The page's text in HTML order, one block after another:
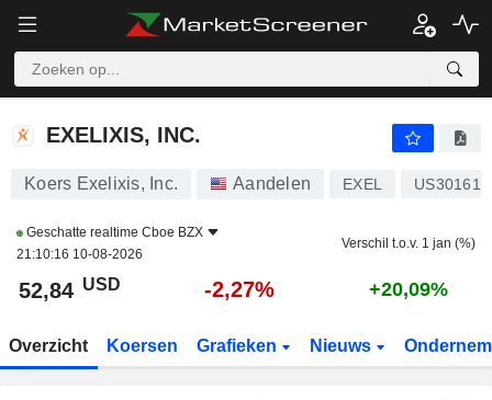
EXELIXIS, INC.
EXELIXIS, INC.
Koers Exelixis, Inc. Aandelen EXEL
Geschatte realtime Cboe BZX
21:10:16 10-08-2026
Verschil t.o.v. 1 jan (%)
52,84 USD -2,27% +20,09%
Overzicht Koersen Grafieken Nieuws